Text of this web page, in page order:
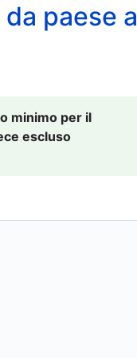
paese a
minimo per il
escluso